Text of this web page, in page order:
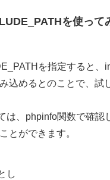
を使って
を指定すると、
込めるとのことで、試
は、phpinfo関数で確認
とができます。
し